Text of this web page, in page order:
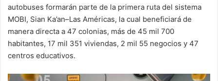
autobuses formarán parte de la primera ruta del sistema
MOBI, Sian Ka’an–Las Américas, la cual beneficiará de
manera directa a 47 colonias, más de 45 mil 700
habitantes, 17 mil 351 viviendas, 2 mil 55 negocios y 47
centros educativos.